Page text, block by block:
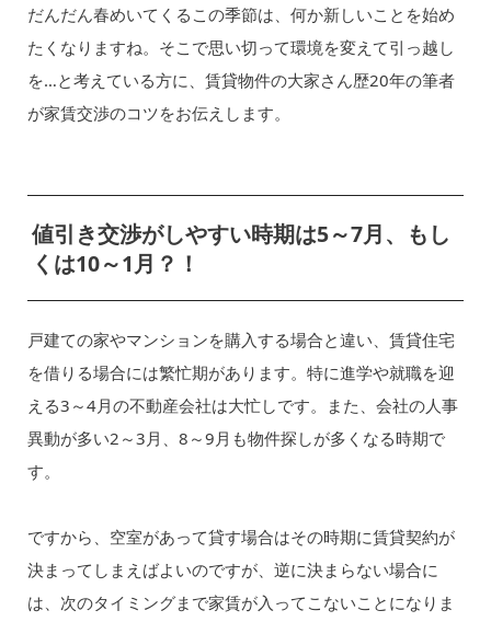
だんだん春めいてくるこの季節は、何か新しいことを始め
たくなりますね。そこで思い切って環境を変えて引っ越し
を…と考えている方に、賃貸物件の大家さん歴20年の筆者
が家賃交渉のコツをお伝えします。
値引き交渉がしやすい時期は5～7月、もし
くは10～1月？！
戸建ての家やマンションを購入する場合と違い、賃貸住宅
を借りる場合には繁忙期があります。特に進学や就職を迎
える3～4月の不動産会社は大忙しです。また、会社の人事
異動が多い2～3月、8～9月も物件探しが多くなる時期で
す。
ですから、空室があって貸す場合はその時期に賃貸契約が
決まってしまえばよいのですが、逆に決まらない場合に
は、次のタイミングまで家賃が入ってこないことになりま